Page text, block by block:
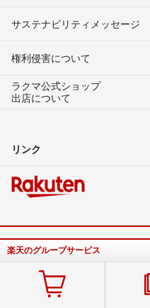
サステナビリティメッセージ
権利侵害について
ラクマ公式ショップ
出店について
リンク
楽天のグループサービス